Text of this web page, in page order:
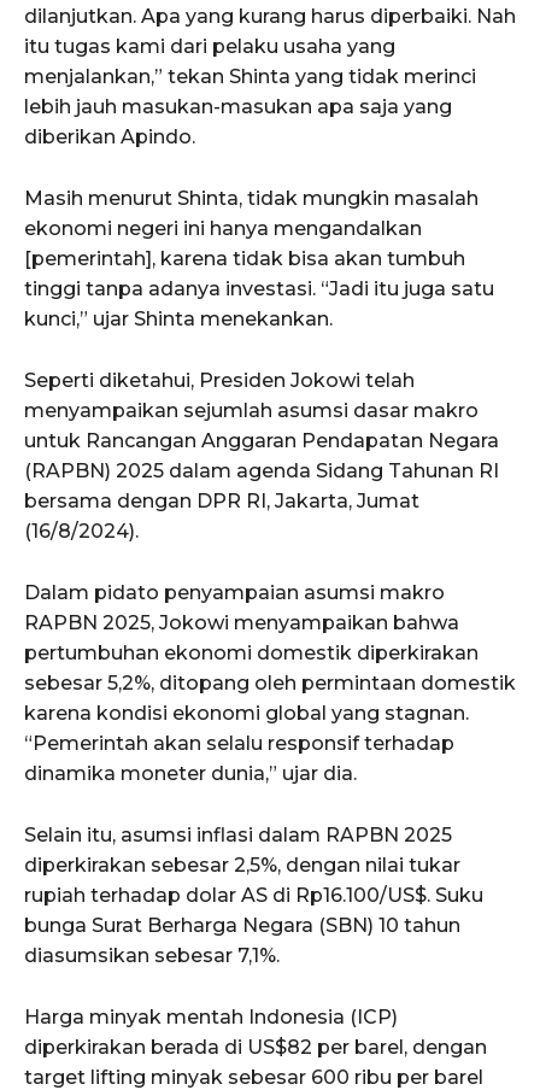
dilanjutkan. Apa yang kurang harus diperbaiki. Nah
itu tugas kami dari pelaku usaha yang
menjalankan,” tekan Shinta yang tidak merinci
lebih jauh masukan-masukan apa saja yang
diberikan Apindo.
Masih menurut Shinta, tidak mungkin masalah
ekonomi negeri ini hanya mengandalkan
[pemerintah], karena tidak bisa akan tumbuh
tinggi tanpa adanya investasi. “Jadi itu juga satu
kunci,” ujar Shinta menekankan.
Seperti diketahui, Presiden Jokowi telah
menyampaikan sejumlah asumsi dasar makro
untuk Rancangan Anggaran Pendapatan Negara
(RAPBN) 2025 dalam agenda Sidang Tahunan RI
bersama dengan DPR RI, Jakarta, Jumat
(16/8/2024).
Dalam pidato penyampaian asumsi makro
RAPBN 2025, Jokowi menyampaikan bahwa
pertumbuhan ekonomi domestik diperkirakan
sebesar 5,2%, ditopang oleh permintaan domestik
karena kondisi ekonomi global yang stagnan.
“Pemerintah akan selalu responsif terhadap
dinamika moneter dunia,” ujar dia.
Selain itu, asumsi inflasi dalam RAPBN 2025
diperkirakan sebesar 2,5%, dengan nilai tukar
rupiah terhadap dolar AS di Rp16.100/US$. Suku
bunga Surat Berharga Negara (SBN) 10 tahun
diasumsikan sebesar 7,1%.
Harga minyak mentah Indonesia (ICP)
diperkirakan berada di US$82 per barel, dengan
target lifting minyak sebesar 600 ribu per barel